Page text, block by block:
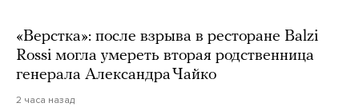
«Верстка»: после взрыва в ресторане Balzi
Rossi могла умереть вторая родственница
генерала Александра Чайко
2 часа назад